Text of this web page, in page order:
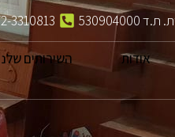
3310813
אודות השירותים